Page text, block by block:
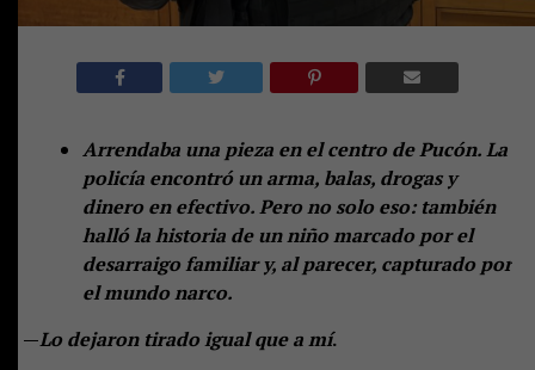
Arrendaba una pieza en el centro de Pucón. La
policía encontró un arma, balas, drogas y
dinero en efectivo. Pero no solo eso: también
halló la historia de un niño marcado por el
desarraigo familiar y, al parecer, capturado por
el mundo narco.
—Lo dejaron tirado igual que a mí.